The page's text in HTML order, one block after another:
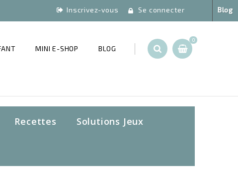
Blog
Inscrivez-vous Se connecter
0
MINI E-SHOP BLOG
Recettes Solutions Jeux